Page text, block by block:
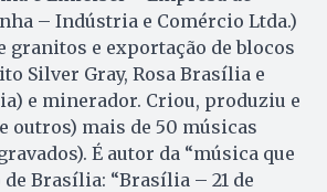
– Indústria e Comércio Ltda.)
granitos e exportação de blocos
Silver Gray, Rosa Brasília e
e minerador. Criou, produziu e
outros) mais de 50 músicas
É autor da “música que
Brasília: “Brasília – 21 de